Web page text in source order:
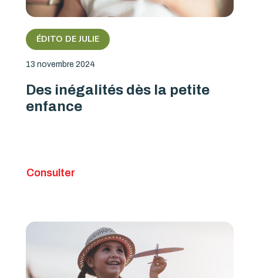
ÉDITO DE JULIE
13 novembre 2024
Des inégalités dès la petite
enfance
Consulter